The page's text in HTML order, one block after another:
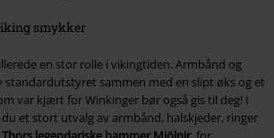
smykker
en stor rolle i vikingtiden. Armbånd og
standardutstyret sammen med en slipt øks og et
var kjært for Winkinger bør også gis til deg! I
et stort utvalg av armbånd, halskjeder, ringer